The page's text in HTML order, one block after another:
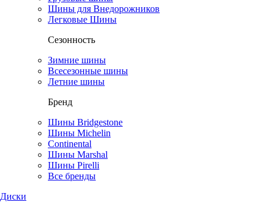
Шины для Внедорожников
Легковые Шины
Сезонность
Зимние шины
Всесезонные шины
Летние шины
Бренд
Шины Bridgestone
Шины Michelin
Continental
Шины Marshal
Шины Pirelli
Все бренды
Диски